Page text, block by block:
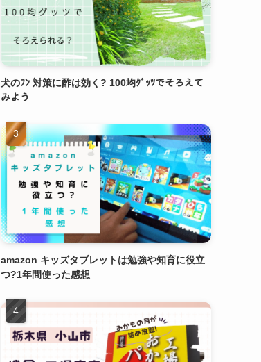
犬のﾌﾝ 対策に酢は効く? 100均ｸﾞｯﾂでそろえて
みよう
amazon キッズタブレットは勉強や知育に役立
つ?1年間使った感想